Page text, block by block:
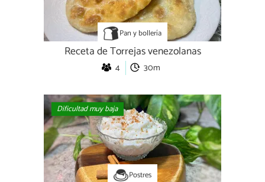
Pan y bollería
Receta de Torrejas venezolanas
4 30m
Dificultad muy baja
Postres